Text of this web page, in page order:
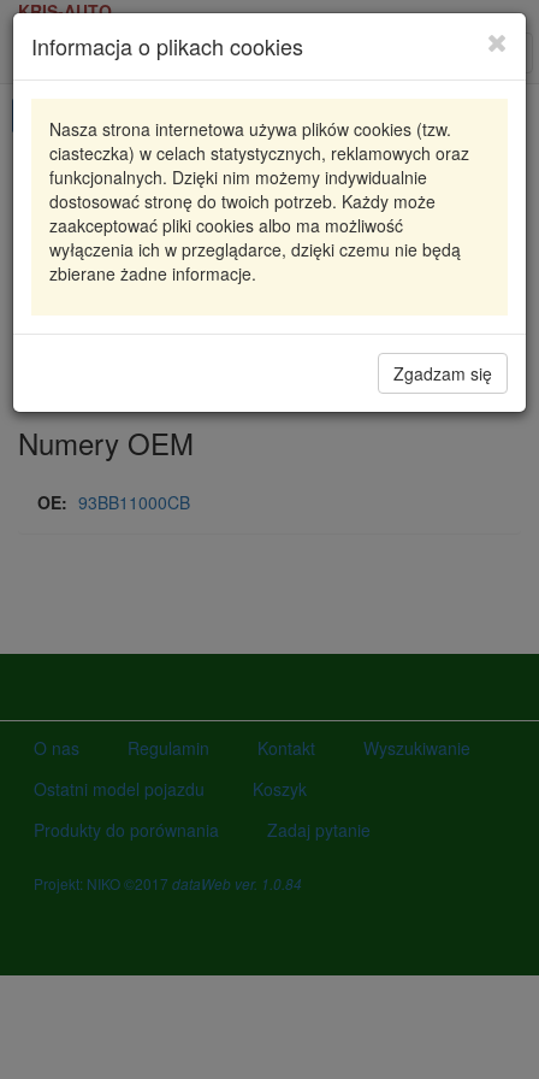
KRIS-AUTO
Informacja o plikach cookies
Nasza strona internetowa używa plików cookies (tzw.
ciasteczka) w celach statystycznych, reklamowych oraz
funkcjonalnych. Dzięki nim możemy indywidualnie
dostosować stronę do twoich potrzeb. Każdy może
zaakceptować pliki cookies albo ma możliwość
wyłączenia ich w przeglądarce, dzięki czemu nie będą
zbierane żadne informacje.
Zgadzam się
Karta produktu
0 001 107 016 BOSCH
0001107016ROZRUSZNIK FORD
610,02 zł
Filia Lublin 0
Magazyn II
Numery OEM
OE: 93BB11000CB
O nas Regulamin Kontakt
Wyszukiwanie
Ostatni model pojazdu
Koszyk
Produkty do porównania
Zadaj pytanie
Projekt: NIKO ©2017 dataWeb ver. 1.0.84